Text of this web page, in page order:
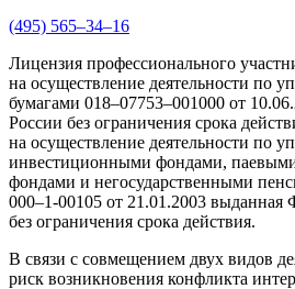
(495) 565–34–16
Лицензия профессионального
на осуществление деятельности по
бумагами 018–07753–001000 от
России без ограничения срока
на осуществление деятельности по
инвестиционными фондами,
фондами и негосударственными
000–1-00105 от 21.01.2003
без ограничения срока действия.
В связи с совмещением двух видов
риск возникновения конфликта